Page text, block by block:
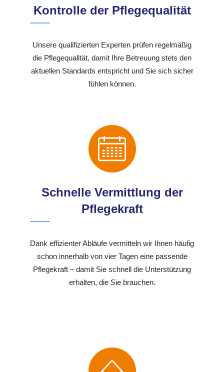
Kontrolle der Pflegequalität
Unsere qualifizierten Experten prüfen regelmäßig
die Pflegequalität, damit Ihre Betreuung stets den
aktuellen Standards entspricht und Sie sich sicher
fühlen können.
Schnelle Vermittlung der
Pflegekraft
Dank effizienter Abläufe vermitteln wir Ihnen häufig
schon innerhalb von vier Tagen eine passende
Pflegekraft – damit Sie schnell die Unterstützung
erhalten, die Sie brauchen.